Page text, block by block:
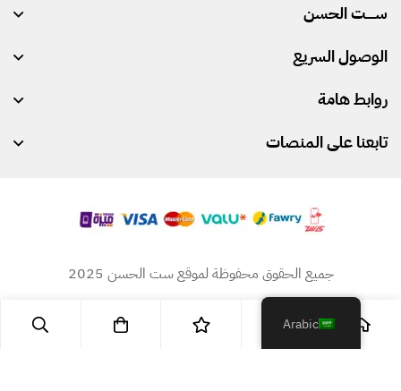
i
*
ســـــت الحسن
الوصول السريع
روابط هامة
تابعنا على المنصات
جميع الحقوق محفوظة لموقع ست الحسن 2025
Arabic